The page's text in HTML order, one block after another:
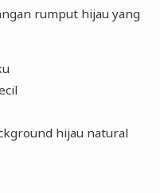
rumput hijau yang
hijau natural